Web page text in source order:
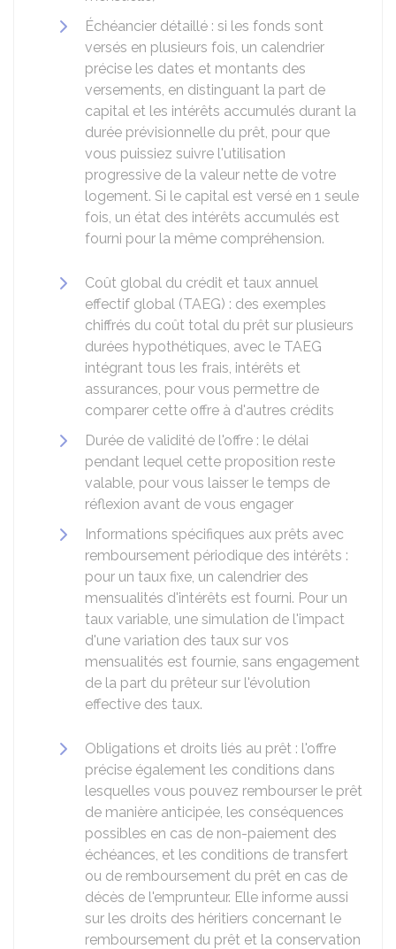
Échéancier détaillé : si les fonds sont
versés en plusieurs fois, un calendrier
précise les dates et montants des
versements, en distinguant la part de
capital et les intérêts accumulés durant la
durée prévisionnelle du prêt, pour que
vous puissiez suivre l'utilisation
progressive de la valeur nette de votre
logement. Si le capital est versé en 1 seule
fois, un état des intérêts accumulés est
fourni pour la même compréhension.
Coût global du crédit et taux annuel
effectif global (TAEG) : des exemples
chiffrés du coût total du prêt sur plusieurs
durées hypothétiques, avec le TAEG
intégrant tous les frais, intérêts et
assurances, pour vous permettre de
comparer cette offre à d'autres crédits
Durée de validité de l'offre : le délai
pendant lequel cette proposition reste
valable, pour vous laisser le temps de
réflexion avant de vous engager
Informations spécifiques aux prêts avec
remboursement périodique des intérêts :
pour un taux fixe, un calendrier des
mensualités d'intérêts est fourni. Pour un
taux variable, une simulation de l'impact
d'une variation des taux sur vos
mensualités est fournie, sans engagement
de la part du prêteur sur l'évolution
effective des taux.
Obligations et droits liés au prêt : l'offre
précise également les conditions dans
lesquelles vous pouvez rembourser le prêt
de manière anticipée, les conséquences
possibles en cas de non-paiement des
échéances, et les conditions de transfert
ou de remboursement du prêt en cas de
décès de l'emprunteur. Elle informe aussi
sur les droits des héritiers concernant le
remboursement du prêt et la conservation